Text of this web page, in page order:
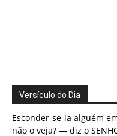
Versículo do Dia
Esconder-se-ia alguém
não o veja? — diz o